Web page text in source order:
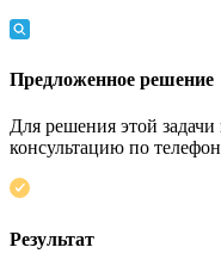
Предложенное решение
Для решения этой
консультацию по
Результат